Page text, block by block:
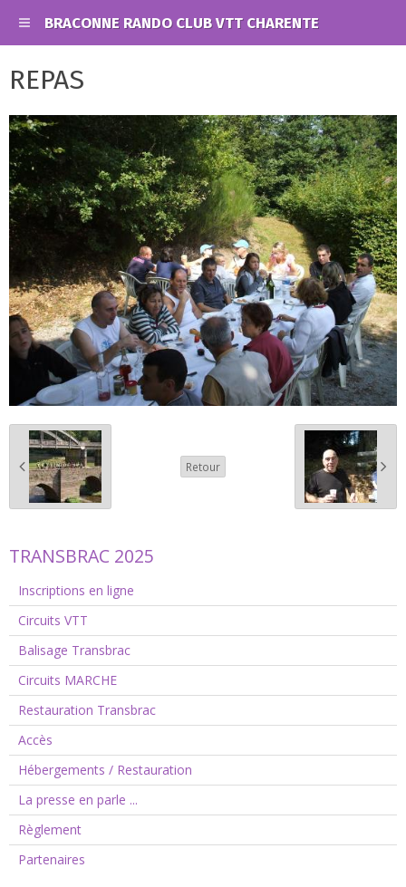
BRACONNE RANDO CLUB VTT CHARENTE
REPAS
Retour
TRANSBRAC 2025
Inscriptions en ligne
Circuits VTT
Balisage Transbrac
Circuits MARCHE
Restauration Transbrac
Accès
Hébergements / Restauration
La presse en parle ...
Règlement
Partenaires